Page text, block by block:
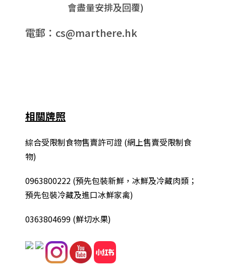
會盡量安排及回覆)
電郵：cs@marthere.hk
相關牌照
綜合受限制食物售賣許可證 (網上售賣受限制食
物)
0963800222 (預先包裝新鮮，冰鮮及冷藏肉類；
預先包裝冷藏及進口冰鮮家禽)
0363804699 (鮮切水果)